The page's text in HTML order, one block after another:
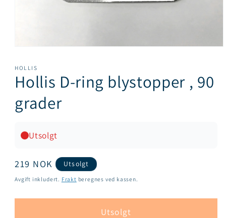
1
i
modal
HOLLIS
Hollis D-ring blystopper , 90
grader
Utsolgt
Vanlig
pris
219 NOK Utsolgt
Avgift inkludert. Frakt beregnes ved kassen.
Utsolgt